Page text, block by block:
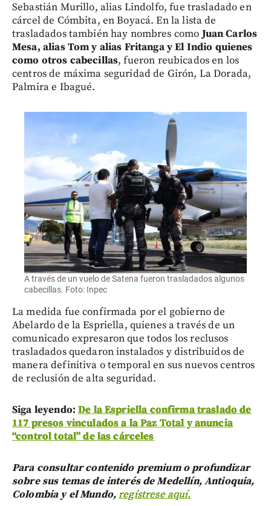
Sebastián Murillo, alias Lindolfo, fue trasladado en
cárcel de Cómbita, en Boyacá. En la lista de
trasladados también hay nombres comoJuan Carlos
Mesa, alias Tom y alias Fritanga y El Indio quienes
como otros cabecillas, fueron reubicados en los
centros de máxima seguridad de Girón, La Dorada,
Palmira e Ibagué.
A través de un vuelo de Satena fueron trasladados algunos
cabecillas. Foto: Inpec
La medida fue confirmada por el gobierno de
Abelardo de la Espriella, quienes a través de un
comunicado expresaron que todos los reclusos
trasladados quedaron instalados y distribuidos de
manera definitiva o temporal en sus nuevos centros
de reclusión de alta seguridad.
Siga leyendo:De la Espriella confirma traslado de
117 presos vinculados a la Paz Total y anuncia
“control total” de las cárceles
Para consultar contenido premium o profundizar
sobre sus temas de interés de Medellín, Antioquia,
Colombia y el Mundo,regístrese aquí.